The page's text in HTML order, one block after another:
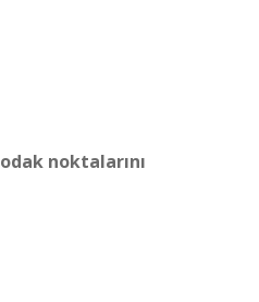
odak noktalarını